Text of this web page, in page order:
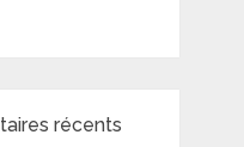
récents